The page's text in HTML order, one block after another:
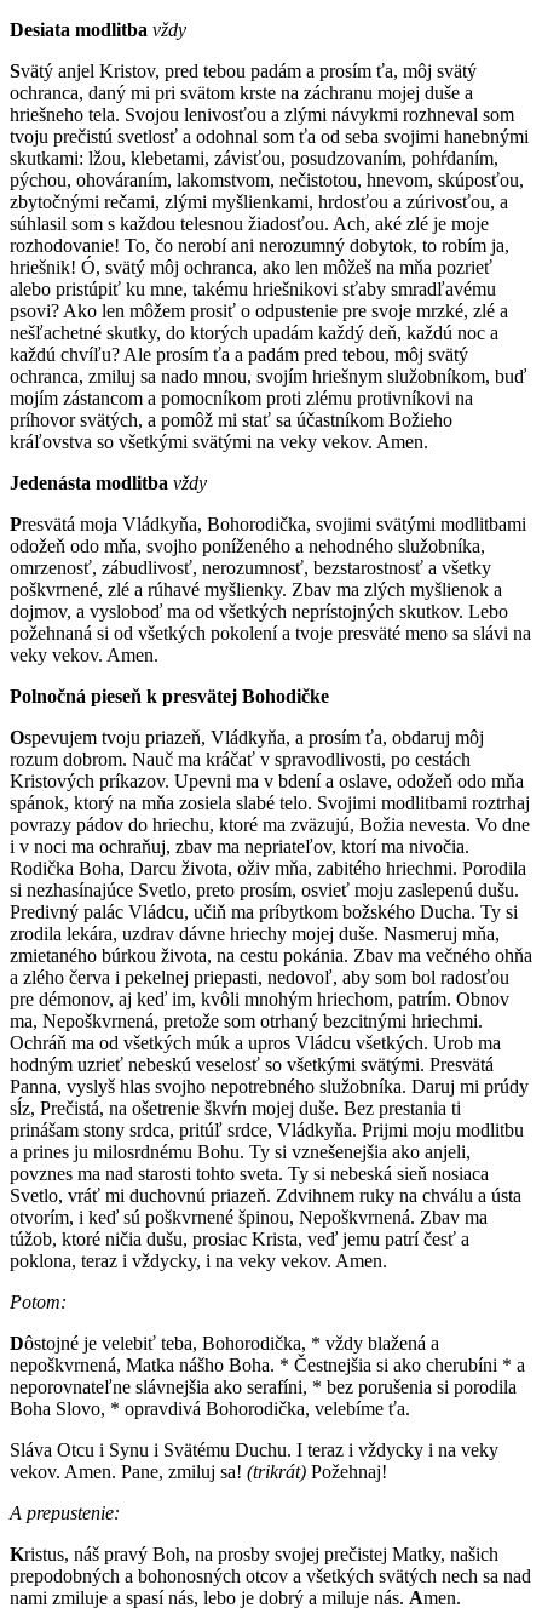
Desiata modlitba vždy
Svätý anjel Kristov, pred tebou padám a prosím ťa, môj svätý
ochranca, daný mi pri svätom krste na záchranu mojej duše a
hriešneho tela. Svojou lenivosťou a zlými návykmi rozhneval som
tvoju prečistú svetlosť a odohnal som ťa od seba svojimi hanebnými
skutkami: lžou, klebetami, závisťou, posudzovaním, pohŕdaním,
pýchou, ohováraním, lakomstvom, nečistotou, hnevom, skúposťou,
zbytočnými rečami, zlými myšlienkami, hrdosťou a zúrivosťou, a
súhlasil som s každou telesnou žiadosťou. Ach, aké zlé je moje
rozhodovanie! To, čo nerobí ani nerozumný dobytok, to robím ja,
hriešnik! Ó, svätý môj ochranca, ako len môžeš na mňa pozrieť
alebo pristúpiť ku mne, takému hriešnikovi sťaby smradľavému
psovi? Ako len môžem prosiť o odpustenie pre svoje mrzké, zlé a
nešľachetné skutky, do ktorých upadám každý deň, každú noc a
každú chvíľu? Ale prosím ťa a padám pred tebou, môj svätý
ochranca, zmiluj sa nado mnou, svojím hriešnym služobníkom, buď
mojím zástancom a pomocníkom proti zlému protivníkovi na
príhovor svätých, a pomôž mi stať sa účastníkom Božieho
kráľovstva so všetkými svätými na veky vekov. Amen.
Jedenásta modlitba vždy
Presvätá moja Vládkyňa, Bohorodička, svojimi svätými modlitbami
odožeň odo mňa, svojho poníženého a nehodného služobníka,
omrzenosť, zábudlivosť, nerozumnosť, bezstarostnosť a všetky
poškvrnené, zlé a rúhavé myšlienky. Zbav ma zlých myšlienok a
dojmov, a vysloboď ma od všetkých neprístojných skutkov. Lebo
požehnaná si od všetkých pokolení a tvoje presväté meno sa slávi na
veky vekov. Amen.
Polnočná pieseň k presvätej Bohodičke
Ospevujem tvoju priazeň, Vládkyňa, a prosím ťa, obdaruj môj
rozum dobrom. Nauč ma kráčať v spravodlivosti, po cestách
Kristových príkazov. Upevni ma v bdení a oslave, odožeň odo mňa
spánok, ktorý na mňa zosiela slabé telo. Svojimi modlitbami roztrhaj
povrazy pádov do hriechu, ktoré ma zväzujú, Božia nevesta. Vo dne
i v noci ma ochraňuj, zbav ma nepriateľov, ktorí ma nivočia.
Rodička Boha, Darcu života, oživ mňa, zabitého hriechmi. Porodila
si nezhasínajúce Svetlo, preto prosím, osvieť moju zaslepenú dušu.
Predivný palác Vládcu, učiň ma príbytkom božského Ducha. Ty si
zrodila lekára, uzdrav dávne hriechy mojej duše. Nasmeruj mňa,
zmietaného búrkou života, na cestu pokánia. Zbav ma večného ohňa
a zlého červa i pekelnej priepasti, nedovoľ, aby som bol radosťou
pre démonov, aj keď im, kvôli mnohým hriechom, patrím. Obnov
ma, Nepoškvrnená, pretože som otrhaný bezcitnými hriechmi.
Ochráň ma od všetkých múk a upros Vládcu všetkých. Urob ma
hodným uzrieť nebeskú veselosť so všetkými svätými. Presvätá
Panna, vyslyš hlas svojho nepotrebného služobníka. Daruj mi prúdy
sĺz, Prečistá, na ošetrenie škvŕn mojej duše. Bez prestania ti
prinášam stony srdca, pritúľ srdce, Vládkyňa. Prijmi moju modlitbu
a prines ju milosrdnému Bohu. Ty si vznešenejšia ako anjeli,
povznes ma nad starosti tohto sveta. Ty si nebeská sieň nosiaca
Svetlo, vráť mi duchovnú priazeň. Zdvihnem ruky na chválu a ústa
otvorím, i keď sú poškvrnené špinou, Nepoškvrnená. Zbav ma
túžob, ktoré ničia dušu, prosiac Krista, veď jemu patrí česť a
poklona, teraz i vždycky, i na veky vekov. Amen.
Potom:
Dôstojné je velebiť teba, Bohorodička, * vždy blažená a
nepoškvrnená, Matka nášho Boha. * Čestnejšia si ako cherubíni * a
neporovnateľne slávnejšia ako serafíni, * bez porušenia si porodila
Boha Slovo, * opravdivá Bohorodička, velebíme ťa.
Sláva Otcu i Synu i Svätému Duchu. I teraz i vždycky i na veky
vekov. Amen. Pane, zmiluj sa! (trikrát) Požehnaj!
A prepustenie:
Kristus, náš pravý Boh, na prosby svojej prečistej Matky, našich
prepodobných a bohonosných otcov a všetkých svätých nech sa nad
nami zmiluje a spasí nás, lebo je dobrý a miluje nás. Amen.